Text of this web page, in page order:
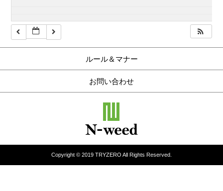
ルール＆マナー
お問い合わせ
Copyright © 2019 TRYZERO All Rights Reserved.